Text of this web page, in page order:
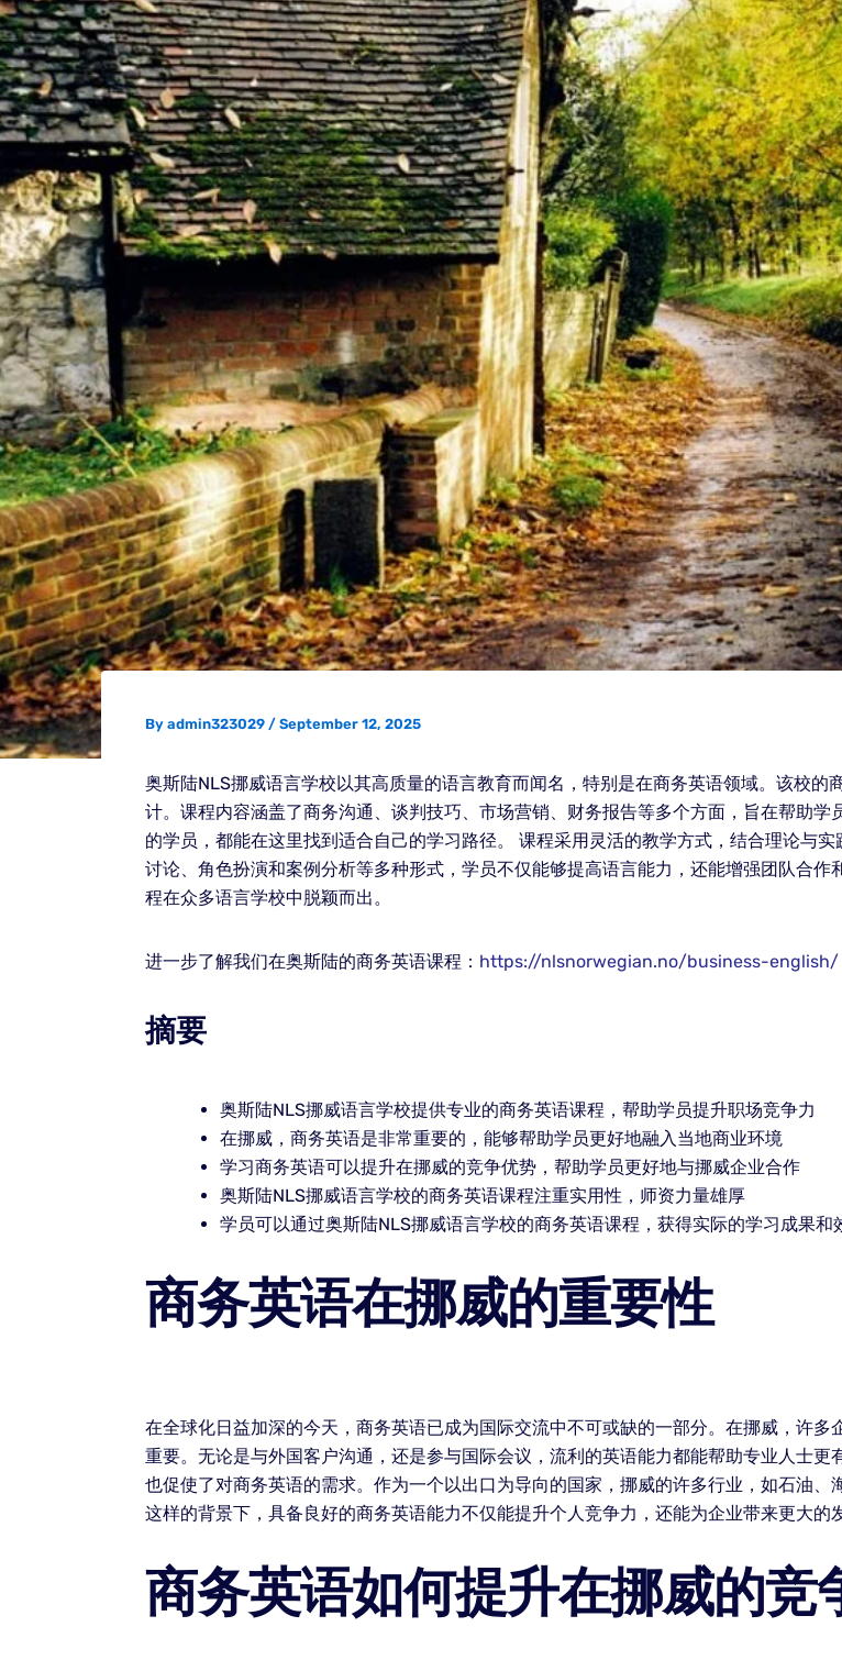
By admin323029 / September 12, 2025
奥斯陆NLS挪威语言学校以其高质量的语言教育而闻名，特别是在商务英语领域。该校
计。课程内容涵盖了商务沟通、谈判技巧、市场营销、财务报告等多个方面，旨在帮助
的学员，都能在这里找到适合自己的学习路径。 课程采用灵活的教学方式，结合理论与
讨论、角色扮演和案例分析等多种形式，学员不仅能够提高语言能力，还能增强团队合
程在众多语言学校中脱颖而出。
进一步了解我们在奥斯陆的商务英语课程： https://nlsnorwegian.no/business-english/
摘要
奥斯陆NLS挪威语言学校提供专业的商务英语课程，帮助学员提升职场竞争力
在挪威，商务英语是非常重要的，能够帮助学员更好地融入当地商业环境
学习商务英语可以提升在挪威的竞争优势，帮助学员更好地与挪威企业合作
奥斯陆NLS挪威语言学校的商务英语课程注重实用性，师资力量雄厚
学员可以通过奥斯陆NLS挪威语言学校的商务英语课程，获得实际的学习成果和
商务英语在挪威的重要性
在全球化日益加深的今天，商务英语已成为国际交流中不可或缺的一部分。在挪威，许
重要。无论是与外国客户沟通，还是参与国际会议，流利的英语能力都能帮助专业人士
也促使了对商务英语的需求。作为一个以出口为导向的国家，挪威的许多行业，如石油
这样的背景下，具备良好的商务英语能力不仅能提升个人竞争力，还能为企业带来更大的
商务英语如何提升在挪威的竞